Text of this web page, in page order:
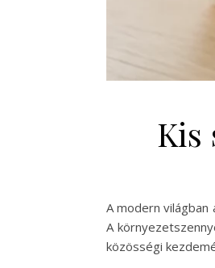
Kis
A modern
A
közösségi